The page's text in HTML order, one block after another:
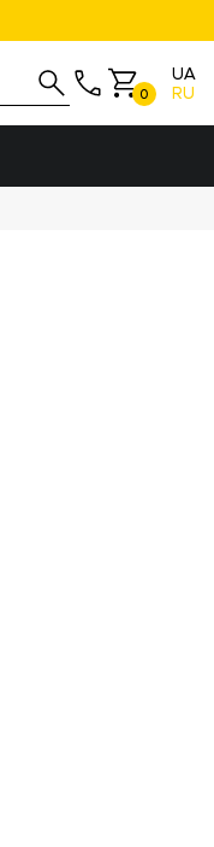
0
UA
RU